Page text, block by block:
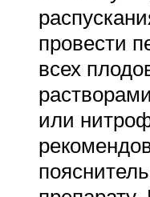
провести
всех
или